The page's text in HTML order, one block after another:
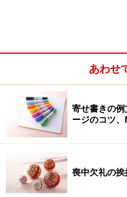
Q5 「うがった見方をする
疑って掛かるような見方を
Q6
「済し崩し（なしく
あいまいであったり、何
Q7 「曲のさわり」
あわせ
寄せ書きの
ージのコツ
喪中欠礼の